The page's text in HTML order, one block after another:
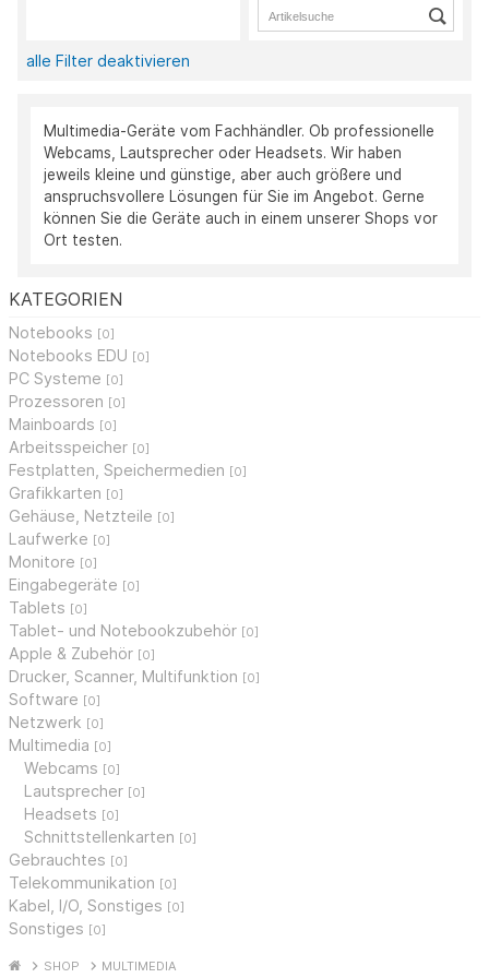
KATEGORIEN
Notebooks [0]
Notebooks EDU [0]
PC Systeme [0]
Prozessoren [0]
Mainboards [0]
Arbeitsspeicher [0]
Festplatten, Speichermedien [0]
Grafikkarten [0]
Gehäuse, Netzteile [0]
Laufwerke [0]
Monitore [0]
Eingabegeräte [0]
Tablets [0]
Tablet- und Notebookzubehör [0]
Apple & Zubehör [0]
Drucker, Scanner, Multifunktion [0]
Software [0]
Netzwerk [0]
Multimedia [0]
Webcams [0]
Lautsprecher [0]
Headsets [0]
Schnittstellenkarten [0]
Gebrauchtes [0]
Telekommunikation [0]
Kabel, I/O, Sonstiges [0]
Sonstiges [0]
alle Filter deaktivieren
Multimedia-Geräte vom Fachhändler. Ob professionelle
Webcams, Lautsprecher oder Headsets. Wir haben
jeweils kleine und günstige, aber auch größere und
anspruchsvollere Lösungen für Sie im Angebot. Gerne
können Sie die Geräte auch in einem unserer Shops vor
Ort testen.
SHOP MULTIMEDIA